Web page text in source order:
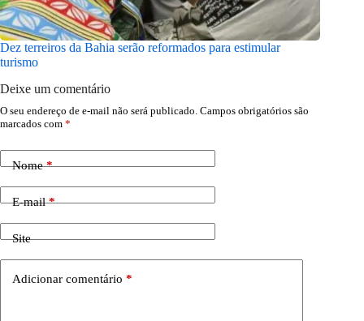
Dez terreiros da Bahia serão reformados para estimular
turismo
Deixe um comentário
O seu endereço de e-mail não será publicado. Campos obrigatórios são
marcados com *
Nome*
E-mail*
Site
Adicionar comentário *